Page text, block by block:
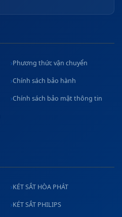
Phương thức vận chuyển
Chính sách bảo hành
Chính sách bảo mật thông tin
KÉT SẮT HÒA PHÁT
KÉT SẮT PHILIPS